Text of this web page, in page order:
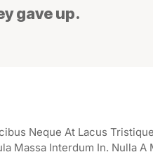
gave up.
Neque At Lacus
Massa Interdum In. Nulla A